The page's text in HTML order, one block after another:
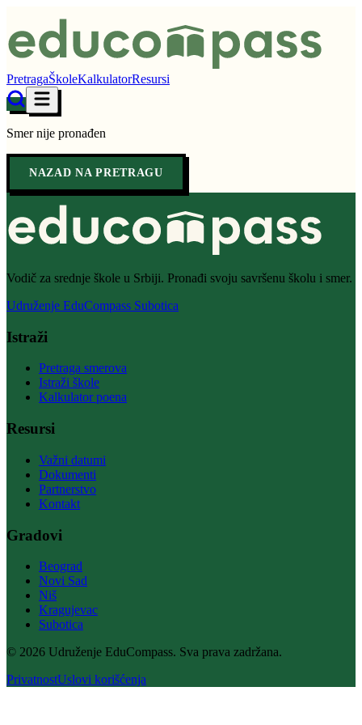
PretragaŠkoleKalkulatorResursi
Smer nije pronađen
NAZAD NA PRETRAGU
Vodič za srednje škole u Srbiji. Pronađi svoju savršenu školu i smer.
Udruženje EduCompass Subotica
Istraži
Pretraga smerova
Istraži škole
Kalkulator poena
Resursi
Važni datumi
Dokumenti
Partnerstvo
Kontakt
Gradovi
Beograd
Novi Sad
Niš
Kragujevac
Subotica
© 2026 Udruženje EduCompass. Sva prava zadržana.
PrivatnostUslovi korišćenja